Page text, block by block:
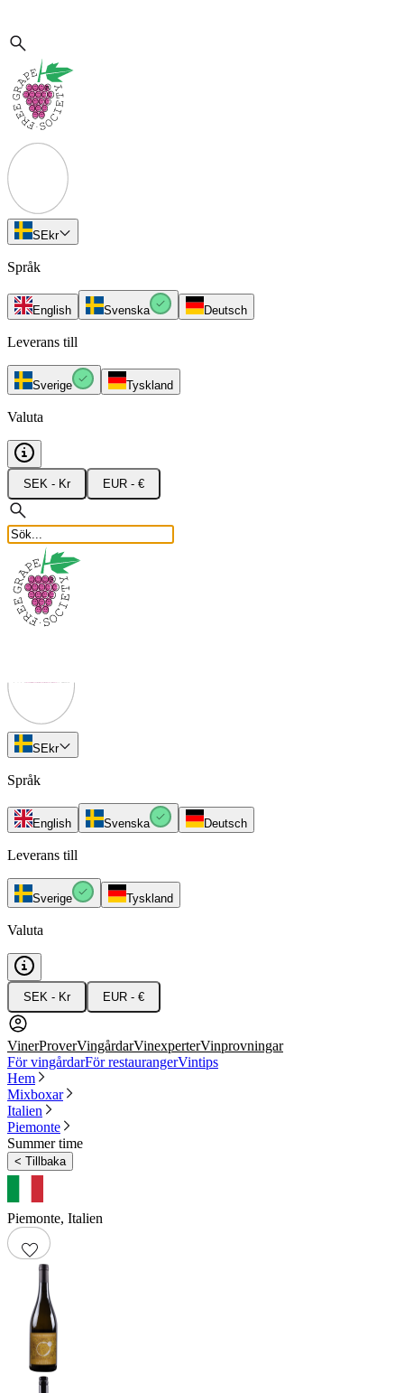
SEkr
Språk
English Svenska Deutsch
Leverans till
Sverige Tyskland
Valuta
SEK - Kr EUR - €
SEkr
Språk
English Svenska Deutsch
Leverans till
Sverige Tyskland
Valuta
SEK - Kr EUR - €
VinerProverVingårdarVinexperterVinprovningar
För vingårdarFör restaurangerVintips
Hem
Mixboxar
Italien
Piemonte
Summer time
< Tillbaka
Piemonte, Italien